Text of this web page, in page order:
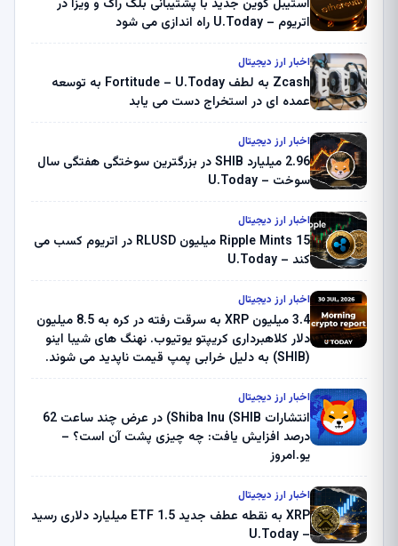
استیبل کوین جدید با پشتیبانی بلک راک و ویزا در
اتریوم – U.Today راه اندازی می شود
اخبار ارز دیجیتال
Zcash به لطف Fortitude – U.Today به توسعه
عمده ای در استخراج دست می یابد
اخبار ارز دیجیتال
2.96 میلیارد SHIB در بزرگترین سوختگی هفتگی سال
سوخت – U.Today
اخبار ارز دیجیتال
Ripple Mints 15 میلیون RLUSD در اتریوم کسب می
کند – U.Today
اخبار ارز دیجیتال
3.4 میلیون XRP به سرقت رفته در کره به 8.5 میلیون
دلار کلاهبرداری کریپتو یوتیوب. نهنگ های شیبا اینو
(SHIB) به دلیل خرابی پمپ قیمت ناپدید می شوند.
ثبت کرد – گزارش کریپتو صبح – U.Today
اخبار ارز دیجیتال
انتشارات Shiba Inu (SHIB) در عرض چند ساعت 62
درصد افزایش یافت: چه چیزی پشت آن است؟ –
یو.امروز
اخبار ارز دیجیتال
XRP به نقطه عطف جدید ETF 1.5 میلیارد دلاری رسید
– U.Today